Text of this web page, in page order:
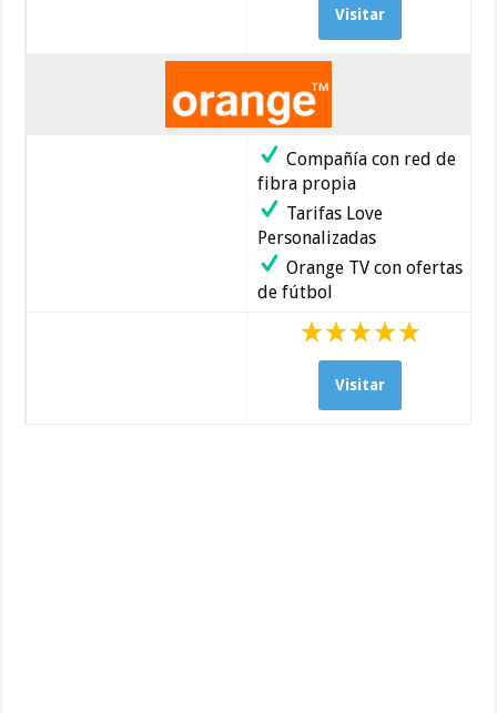
Visitar
Compañía con red de
fibra propia
Tarifas Love
Personalizadas
Orange TV con ofertas
de fútbol
Visitar